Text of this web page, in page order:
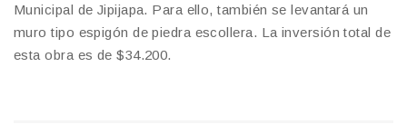
Municipal de Jipijapa. Para ello, también se levantará un
muro tipo espigón de piedra escollera. La inversión total de
esta obra es de $34.200.